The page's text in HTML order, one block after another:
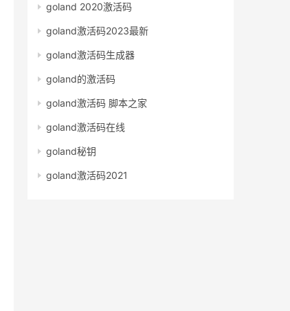
goland 2020激活码
goland激活码2023最新
goland激活码生成器
goland的激活码
goland激活码 脚本之家
goland激活码在线
goland秘钥
goland激活码2021